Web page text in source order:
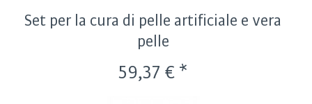
Set per la cura di pelle artificiale e vera
pelle
59,37 € *